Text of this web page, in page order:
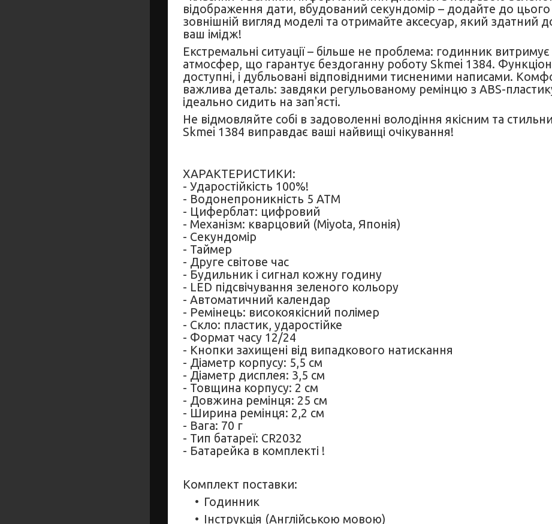
відображення дати, вбудований секундомір – додайте до цього
зовнішній вигляд моделі та отримайте аксесуар, який здатний
ваш імідж!
Екстремальні ситуації – більше не проблема: годинник
атмосфер, що гарантує бездоганну роботу Skmei 1384.
доступні, і дубльовані відповідними тисненими написами.
важлива деталь: завдяки регульованому ремінцю з ABS-
ідеально сидить на зап'ясті.
Не відмовляйте собі в задоволенні володіння якісним та
Skmei 1384 виправдає ваші найвищі очікування!
ХАРАКТЕРИСТИКИ:
- Ударостійкість 100%!
- Водонепроникність 5 АТМ
- Циферблат: цифровий
- Механізм: кварцовий (Miyota, Японія)
- Секундомір
- Таймер
- Друге світове час
- Будильник і сигнал кожну годину
- LED підсвічування зеленого кольору
- Автоматичний календар
- Ремінець: високоякісний полімер
- Скло: пластик, ударостійке
- Формат часу 12/24
- Кнопки захищені від випадкового натискання
- Діаметр корпусу: 5,5 см
- Діаметр дисплея: 3,5 см
- Товщина корпусу: 2 см
- Довжина ремінця: 25 см
- Ширина ремінця: 2,2 см
- Вага: 70 г
- Тип батареї: CR2032
- Батарейка в комплекті !
Комплект поставки:
Годинник
Інструкція (Англійською мовою)